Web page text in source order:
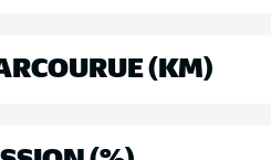
(KM)